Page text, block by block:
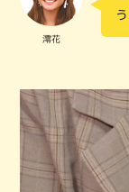
澪花